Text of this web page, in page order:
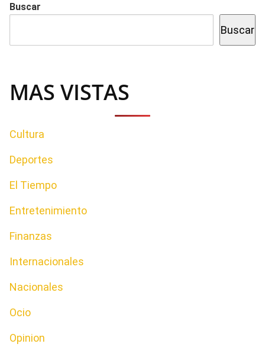
Buscar
Buscar
MAS VISTAS
Cultura
Deportes
El Tiempo
Entretenimiento
Finanzas
Internacionales
Nacionales
Ocio
Opinion